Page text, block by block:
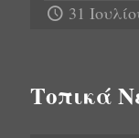
31
Τοπικά